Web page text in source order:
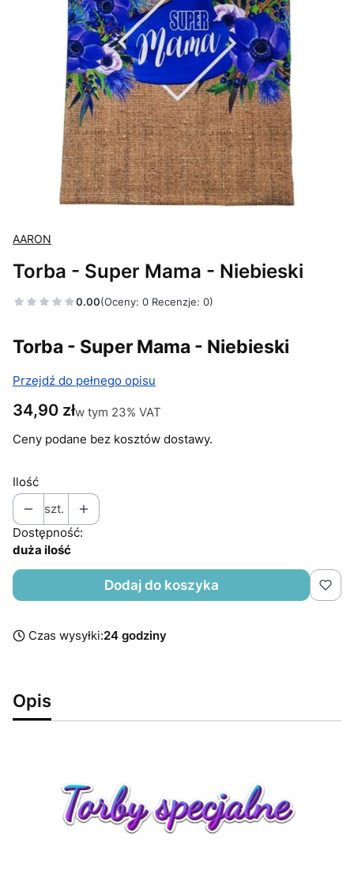
AARON
Torba - Super Mama - Niebieski
0.00(Oceny: 0 Recenzje: 0)
Torba - Super Mama - Niebieski
Przejdź do pełnego opisu
Cena
34,90 złw tym 23% VAT
w tym 23% VAT
Ceny podane bez kosztów dostawy.
Ilość
szt.
Dostępność:
duża ilość
Dodaj do koszyka
Czas wysyłki:24 godziny
Opis